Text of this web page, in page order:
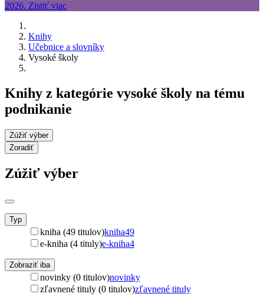
Knihy
Učebnice a slovníky
Vysoké školy
Knihy z kategórie vysoké školy na tému
podnikanie
Zúžiť výber
Zoradiť
Zúžiť výber
Typ
kniha (49 titulov)kniha49
e-kniha (4 tituly)e-kniha4
Zobraziť iba
novinky (0 titulov)novinky
zľavnené tituly (0 titulov)zľavnené tituly